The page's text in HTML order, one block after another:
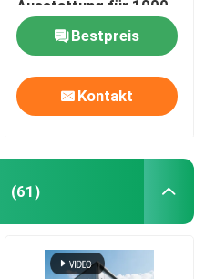
Ausstattung für 1000–
10000 Hühner
Bestpreis
Kontakt
(61)